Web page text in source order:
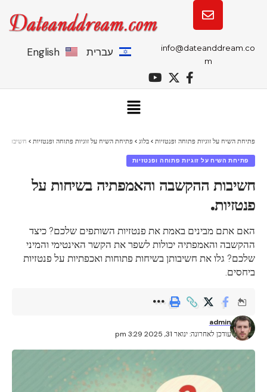
info@dateanddream.co
m
עברית English
פתיחת השיח על זוגיות פתוחה ופנטזיות > בלוג > פתיחת השיח על זוגיות פתוחה ופנטזיות > חשיבות
פתיחת השיח על זוגיות פתוחה ופנטזיות
חשיבות ההקשבה והאמפתיה בשיחות על
פנטזיות.
האם אתם מבינים באמת את פנטזיות השותפים שלכם? כיצד
ההקשבה והאמפתיה יכולות לשפר את הקשר האינטימי והמיני
שלכם? גלו את חשיבותן בשיחות פתוחות ואכפתיות על פנטזיות
ביחסים.
עודכן לאחרונה: ינואר 31, 2025 3:29 pm
admin